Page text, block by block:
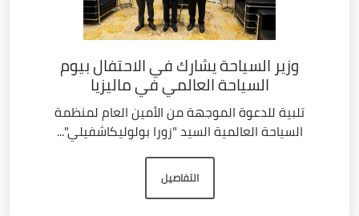
وزير السياحة يشارك في الاحتفال بيوم
السياحة العالمي في ماليزيا
تلبية للدعوة الموجهة من الأمين العام لمنظمة
السياحة العالمية السيد "زورا بولوليكاشفيلي"...
التفاصيل